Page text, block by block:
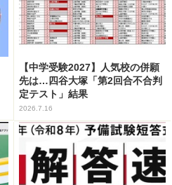
【中学受験2027】人気校の併願
先は…四谷大塚「第2回合不合判
定テスト」結果
2026.7.16